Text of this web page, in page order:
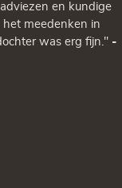
en kundige
het meedenken in
was erg fijn." -